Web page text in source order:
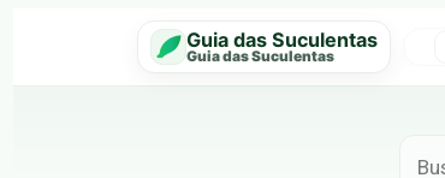
Guia das Suculentas
Guia das Suculentas